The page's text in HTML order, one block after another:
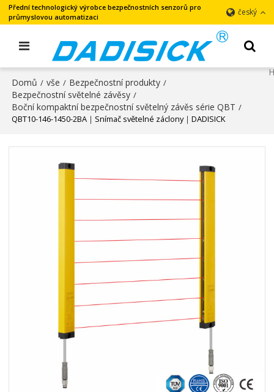
Přední technologický výrobce bezpečnostních senzorů pro
průmyslovou automatizaci
český
Domů / vše / Bezpečnostní produkty /
Bezpečnostní světelné závěsy /
Boční kompaktní bezpečnostní světelný závěs série QBT /
QBT10-146-1450-2BA｜Snímač světelné záclony｜DADISICK